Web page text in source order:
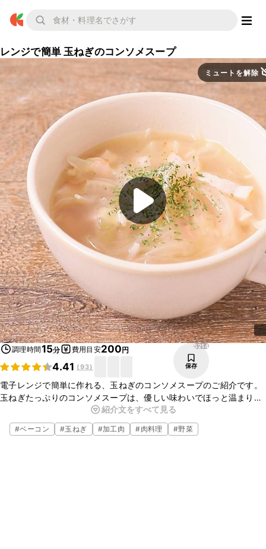
レンジで簡単 玉ねぎのコンソメスープ
ミュートを解除
調理時間15分 費用目安200円
4.41 (93)
5214
保存
電子レンジで簡単に作れる、玉ねぎのコンソメスープのご紹介です。
玉ねぎたっぷりのコンソメスープは、優しい味わいでほっと温まりま
すよ。ベーコンとバターのコクと旨みが効いた一品です。火を使わず
にさっとお作りいただけますので、ぜひお試しくださいね。
紹介文をすべて見る
#ベーコン #玉ねぎ #加工肉 #肉料理 #野菜